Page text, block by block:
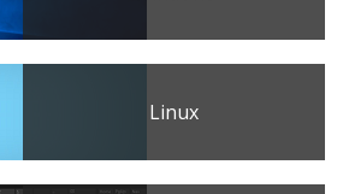
Linux